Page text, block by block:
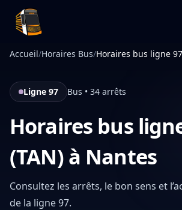
Infotan
Accueil/Horaires Bus/Horaires bus ligne
Ligne 97 Bus • 34 arrêts
Horaires bus
(TAN) à Nantes
Consultez les arrêts, le bon sens et
de la ligne 97.